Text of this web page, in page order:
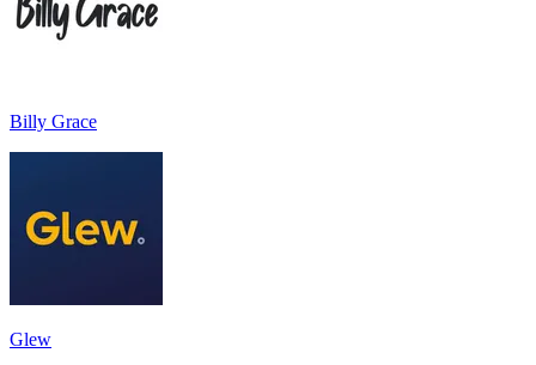
Billy Grace
Glew